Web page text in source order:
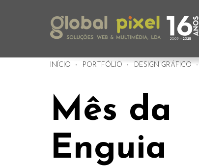
INÍCIO PORTFÓLIO DESIGN GRÁFICO
Mês da
Enguia